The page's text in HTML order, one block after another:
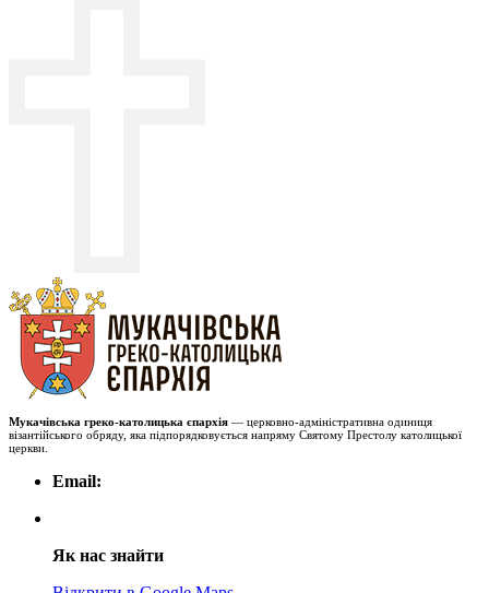
Мукачівська греко-католицька єпархія — церковно-адміністративна одиниця
візантійського обряду, яка підпорядковується напряму Святому Престолу католицької
церкви.
Email:
Як нас знайти